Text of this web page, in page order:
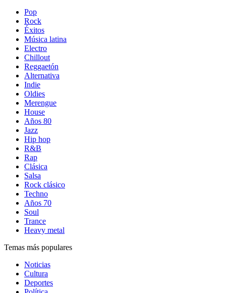
Pop
Rock
Éxitos
Música latina
Electro
Chillout
Reggaetón
Alternativa
Indie
Oldies
Merengue
House
Años 80
Jazz
Hip hop
R&B
Rap
Clásica
Salsa
Rock clásico
Techno
Años 70
Soul
Trance
Heavy metal
Temas más populares
Noticias
Cultura
Deportes